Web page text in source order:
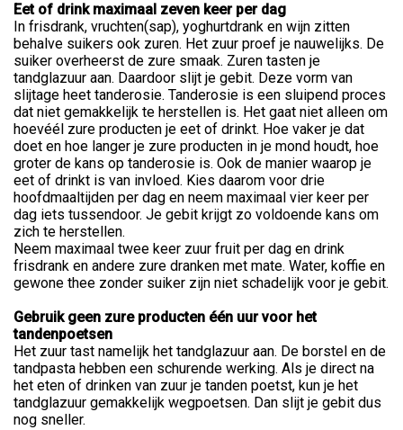
Eet of drink maximaal zeven keer per dag
In frisdrank, vruchten(sap), yoghurtdrank en wijn zitten
behalve suikers ook zuren. Het zuur proef je nauwelijks. De
suiker overheerst de zure smaak. Zuren tasten je
tandglazuur aan. Daardoor slijt je gebit. Deze vorm van
slijtage heet tanderosie. Tanderosie is een sluipend proces
dat niet gemakkelijk te herstellen is. Het gaat niet alleen om
hoevéél zure producten je eet of drinkt. Hoe vaker je dat
doet en hoe langer je zure producten in je mond houdt, hoe
groter de kans op tanderosie is. Ook de manier waarop je
eet of drinkt is van invloed. Kies daarom voor drie
hoofdmaaltijden per dag en neem maximaal vier keer per
dag iets tussendoor. Je gebit krijgt zo voldoende kans om
zich te herstellen.
Neem maximaal twee keer zuur fruit per dag en drink
frisdrank en andere zure dranken met mate. Water, koffie en
gewone thee zonder suiker zijn niet schadelijk voor je gebit.
Gebruik geen zure producten één uur voor het
tandenpoetsen
Het zuur tast namelijk het tandglazuur aan. De borstel en de
tandpasta hebben een schurende werking. Als je direct na
het eten of drinken van zuur je tanden poetst, kun je het
tandglazuur gemakkelijk wegpoetsen. Dan slijt je gebit dus
nog sneller.